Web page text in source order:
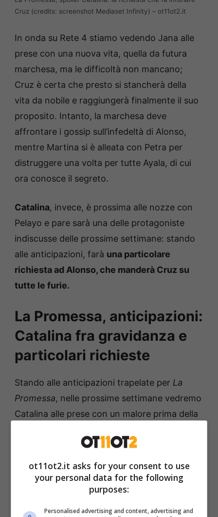
Cruz (credits: screenshot Mediaset Infinity) – ot11ot2.it
In onda su Rete 4 stiamo vedendo Jana alle
prese con una nuova vita, quella da futura
marchesa, ma le difficoltà non mancano;
Cruz è certa che presto si stancherà della
vita da nobile e raggiungerà finalmente il suo
proposito. Intanto, la marchesa deve
affrontare i gossip sull’infedeltà di Alonso,
mentre Martina si è alleata con Petra per
distruggere una volta per tutte Ayala, di cui
ora conosce il segreto.
Catalina, invece, è prossima alle nozze con
Pelayo e pare sarà una delle protagoniste
indiscusse delle prossime settimane: stando
alle anticipazioni, farà una particolare
richiesta ad Alonso, che manderà Cruz su
tutte le furie.
La Promessa, anticipazioni:
Catalina fra gravidanza e
particolari richieste
Stando alle anticipazioni trapelate per La
Promessa, nelle prossime settimane vedremo
Catalina alle prese con un malore prima della
dottor Ferrer riconosce un distacco della
placenta e le prescrive riposo assoluto per
salvaguardare la sua gravidanza; a sorpresa,
poi, il dottore scopre cheCatalina aspetta
due gemelli.
ot11ot2.it asks for your consent to use
your personal data for the following
purposes:
Personalised advertising and content, advertising and